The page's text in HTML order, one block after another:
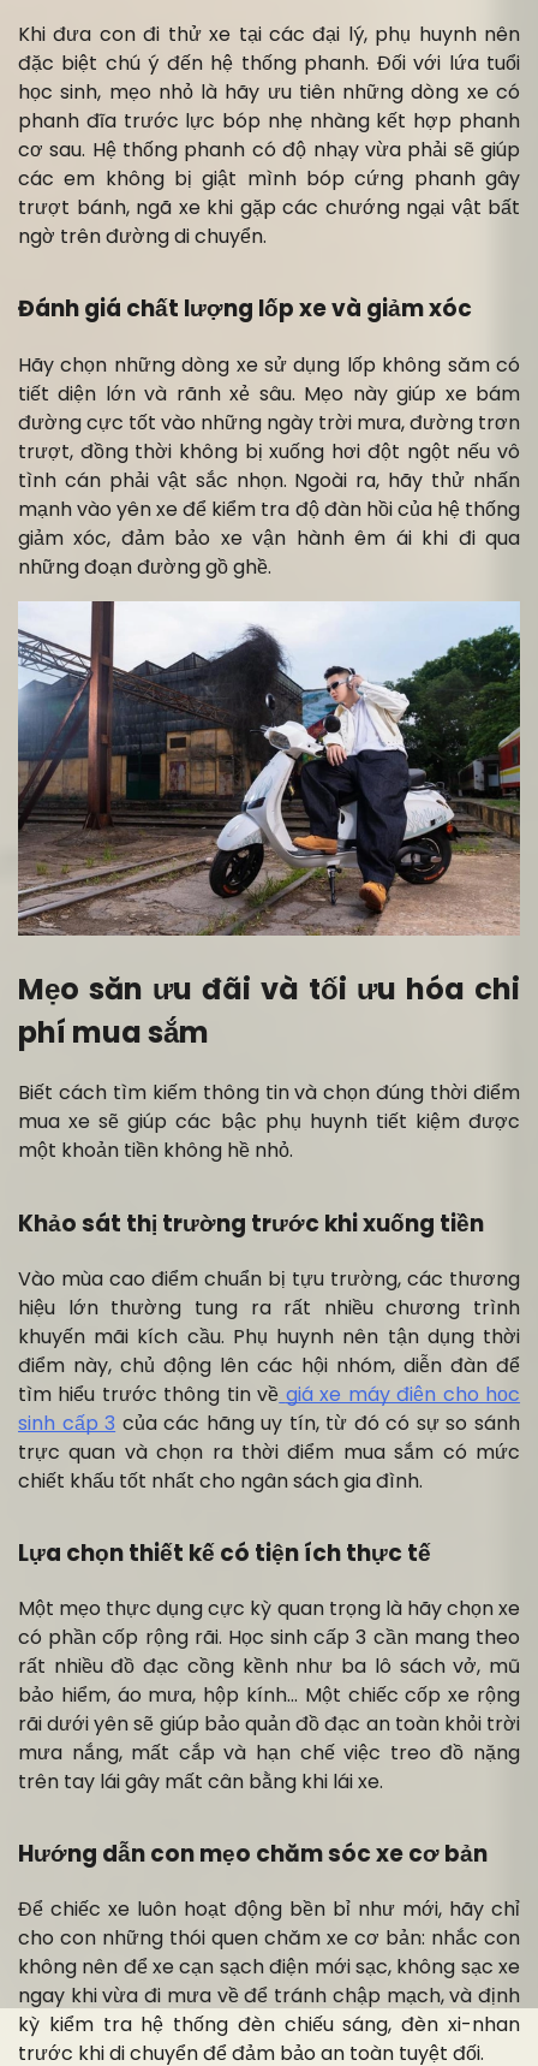
Khi đưa con đi thử xe tại các đại lý, phụ huynh nên
đặc biệt chú ý đến hệ thống phanh. Đối với lứa tuổi
học sinh, mẹo nhỏ là hãy ưu tiên những dòng xe có
phanh đĩa trước lực bóp nhẹ nhàng kết hợp phanh
cơ sau. Hệ thống phanh có độ nhạy vừa phải sẽ giúp
các em không bị giật mình bóp cứng phanh gây
trượt bánh, ngã xe khi gặp các chướng ngại vật bất
ngờ trên đường di chuyển.
Đánh giá chất lượng lốp xe và giảm xóc
Hãy chọn những dòng xe sử dụng lốp không săm có
tiết diện lớn và rãnh xẻ sâu. Mẹo này giúp xe bám
đường cực tốt vào những ngày trời mưa, đường trơn
trượt, đồng thời không bị xuống hơi đột ngột nếu vô
tình cán phải vật sắc nhọn. Ngoài ra, hãy thử nhấn
mạnh vào yên xe để kiểm tra độ đàn hồi của hệ thống
giảm xóc, đảm bảo xe vận hành êm ái khi đi qua
những đoạn đường gồ ghề.
Mẹo săn ưu đãi và tối ưu hóa chi
phí mua sắm
Biết cách tìm kiếm thông tin và chọn đúng thời điểm
mua xe sẽ giúp các bậc phụ huynh tiết kiệm được
một khoản tiền không hề nhỏ.
Khảo sát thị trường trước khi xuống tiền
Vào mùa cao điểm chuẩn bị tựu trường, các thương
hiệu lớn thường tung ra rất nhiều chương trình
khuyến mãi kích cầu. Phụ huynh nên tận dụng thời
điểm này, chủ động lên các hội nhóm, diễn đàn để
tìm hiểu trước thông tin về giá xe máy điện cho học
sinh cấp 3 của các hãng uy tín, từ đó có sự so sánh
trực quan và chọn ra thời điểm mua sắm có mức
chiết khấu tốt nhất cho ngân sách gia đình.
Lựa chọn thiết kế có tiện ích thực tế
Một mẹo thực dụng cực kỳ quan trọng là hãy chọn xe
có phần cốp rộng rãi. Học sinh cấp 3 cần mang theo
rất nhiều đồ đạc cồng kềnh như ba lô sách vở, mũ
bảo hiểm, áo mưa, hộp kính… Một chiếc cốp xe rộng
rãi dưới yên sẽ giúp bảo quản đồ đạc an toàn khỏi trời
mưa nắng, mất cắp và hạn chế việc treo đồ nặng
trên tay lái gây mất cân bằng khi lái xe.
Hướng dẫn con mẹo chăm sóc xe cơ bản
Để chiếc xe luôn hoạt động bền bỉ như mới, hãy chỉ
cho con những thói quen chăm xe cơ bản: nhắc con
không nên để xe cạn sạch điện mới sạc, không sạc xe
ngay khi vừa đi mưa về để tránh chập mạch, và định
kỳ kiểm tra hệ thống đèn chiếu sáng, đèn xi-nhan
trước khi di chuyển để đảm bảo an toàn tuyệt đối.